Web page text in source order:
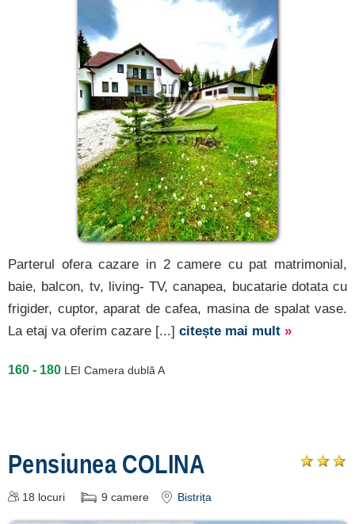
Parterul ofera cazare in 2 camere cu pat matrimonial,
baie, balcon, tv, living- TV, canapea, bucatarie dotata cu
frigider, cuptor, aparat de cafea, masina de spalat vase.
La etaj va oferim cazare [...] citește mai mult »
160 - 180 LEI Camera dublă A
Pensiunea COLINA
18 locuri 9 camere Bistrița